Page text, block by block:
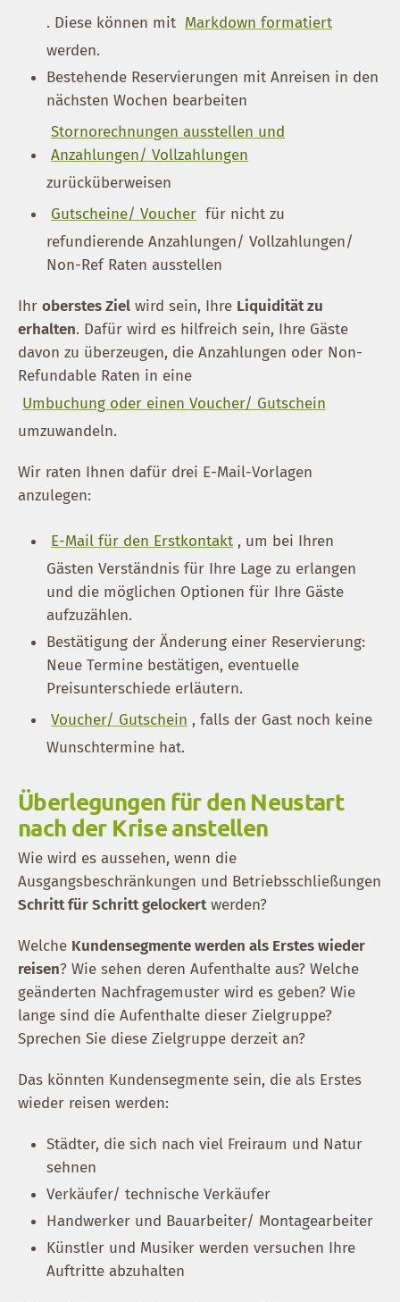
. Diese können mit Markdown formatiert
werden.
Bestehende Reservierungen mit Anreisen in den
nächsten Wochen bearbeiten
Stornorechnungen ausstellen und
Anzahlungen/ Vollzahlungen
zurücküberweisen
Gutscheine/ Voucher für nicht zu
refundierende Anzahlungen/ Vollzahlungen/
Non-Ref Raten ausstellen
Ihr oberstes Ziel wird sein, Ihre Liquidität zu
erhalten. Dafür wird es hilfreich sein, Ihre Gäste
davon zu überzeugen, die Anzahlungen oder Non-
Refundable Raten in eine
Umbuchung oder einen Voucher/ Gutschein
umzuwandeln.
Wir raten Ihnen dafür drei E-Mail-Vorlagen
anzulegen:
E-Mail für den Erstkontakt , um bei Ihren
Gästen Verständnis für Ihre Lage zu erlangen
und die möglichen Optionen für Ihre Gäste
aufzuzählen.
Bestätigung der Änderung einer Reservierung:
Neue Termine bestätigen, eventuelle
Preisunterschiede erläutern.
Voucher/ Gutschein , falls der Gast noch keine
Wunschtermine hat.
Überlegungen für den Neustart
nach der Krise anstellen
Wie wird es aussehen, wenn die
Ausgangsbeschränkungen und Betriebsschließungen
Schritt für Schritt gelockertwerden?
Welche Kundensegmente werden als Erstes wieder
reisen? Wie sehen deren Aufenthalte aus? Welche
geänderten Nachfragemuster wird es geben? Wie
lange sind die Aufenthalte dieser Zielgruppe?
Sprechen Sie diese Zielgruppe derzeit an?
Das könnten Kundensegmente sein, die als Erstes
wieder reisen werden:
Städter, die sich nach viel Freiraum und Natur
sehnen
Verkäufer/ technische Verkäufer
Handwerker und Bauarbeiter/ Montagearbeiter
Künstler und Musiker werden versuchen Ihre
Auftritte abzuhalten